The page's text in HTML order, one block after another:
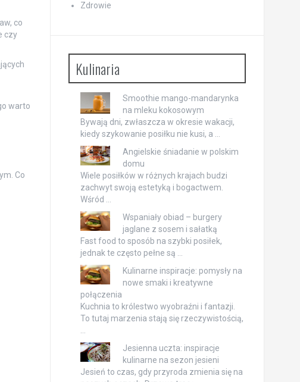
co
czy
warto
Co
Zdrowie
Kulinaria
Smoothie mango-mandarynka
na mleku kokosowym
Bywają dni, zwłaszcza w okresie wakacji,
kiedy szykowanie posiłku nie kusi, a …
Angielskie śniadanie w polskim
domu
Wiele posiłków w różnych krajach budzi
zachwyt swoją estetyką i bogactwem.
Wśród …
Wspaniały obiad – burgery
jaglane z sosem i sałatką
Fast food to sposób na szybki posiłek,
jednak te często pełne są …
Kulinarne inspiracje: pomysły na
nowe smaki i kreatywne
połączenia
Kuchnia to królestwo wyobraźni i fantazji.
To tutaj marzenia stają się rzeczywistością,
Jesienna uczta: inspiracje
kulinarne na sezon jesieni
Jesień to czas, gdy przyroda zmienia się na